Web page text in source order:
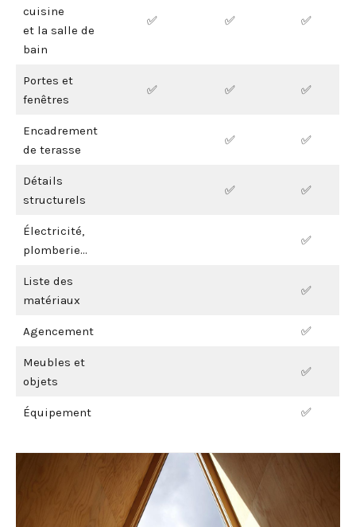
cuisine
et la salle de
bain
✅ ✅ ✅
Portes et
fenêtres
✅ ✅ ✅
Encadrement
de terasse
✅ ✅
Détails
structurels
✅ ✅
Électricité,
plomberie…
✅
Liste des
matériaux
✅
Agencement ✅
Meubles et
objets
✅
Équipement ✅